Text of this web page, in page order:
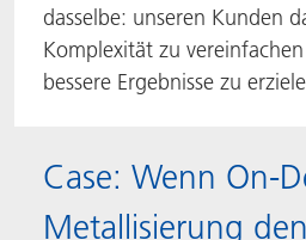
dasselbe: unseren Kunden
Komplexität zu
bessere Ergebnisse zu
Case: Wenn On-
Metallisierung